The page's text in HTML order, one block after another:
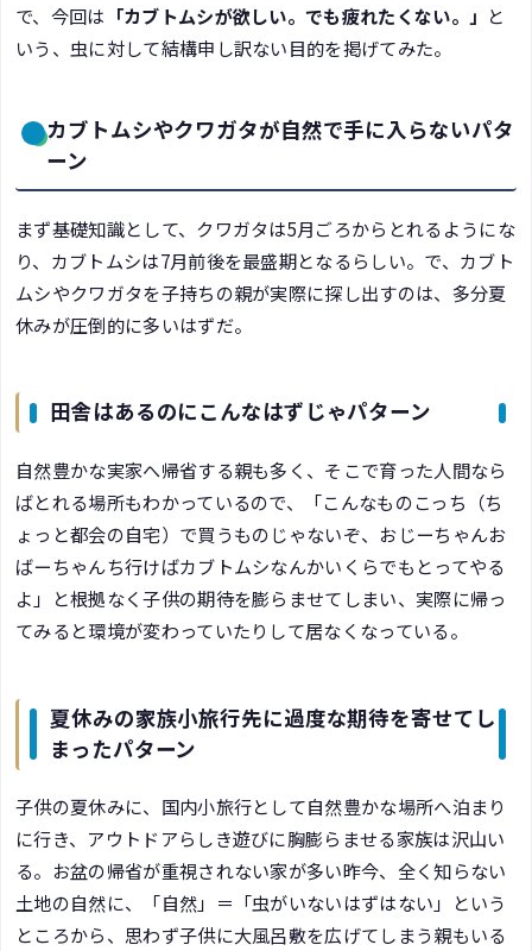
で、今回は 「カブトムシが欲しい。でも疲れたくない。」 と
いう、虫に対して結構申し訳ない目的を掲げてみた。
カブトムシやクワガタが自然で手に入らないパタ
ーン
まず基礎知識として、クワガタは5月ごろからとれるようにな
り、カブトムシは7月前後を最盛期となるらしい。で、カブト
ムシやクワガタを子持ちの親が実際に探し出すのは、多分夏
休みが圧倒的に多いはずだ。
田舎はあるのにこんなはずじゃパターン
自然豊かな実家へ帰省する親も多く、そこで育った人間なら
ばとれる場所もわかっているので、「こんなものこっち（ち
ょっと都会の自宅）で買うものじゃないぞ、おじーちゃんお
ばーちゃんち行けばカブトムシなんかいくらでもとってやる
よ」と根拠なく子供の期待を膨らませてしまい、実際に帰っ
てみると環境が変わっていたりして居なくなっている。
夏休みの家族小旅行先に過度な期待を寄せてし
まったパターン
子供の夏休みに、国内小旅行として自然豊かな場所へ泊まり
に行き、アウトドアらしき遊びに胸膨らませる家族は沢山い
る。お盆の帰省が重視されない家が多い昨今、全く知らない
土地の自然に、「自然」＝「虫がいないはずはない」という
ところから、思わず子供に大風呂敷を広げてしまう親もいる